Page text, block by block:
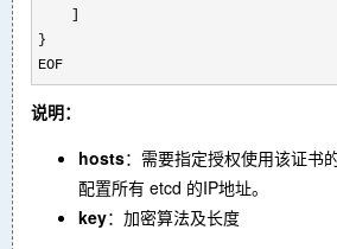
}
EOF
说明：
hosts：需要指定授权使用该证书
配置所有 etcd 的IP地址。
key：加密算法及长度